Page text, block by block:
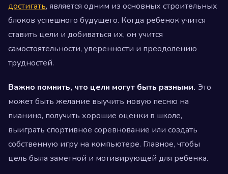
достигать, является одним из основных строительных
блоков успешного будущего. Когда ребенок учится
ставить цели и добиваться их, он учится
самостоятельности, уверенности и преодолению
трудностей.
Важно помнить, что цели могут быть разными. Это
может быть желание выучить новую песню на
пианино, получить хорошие оценки в школе,
выиграть спортивное соревнование или создать
собственную игру на компьютере. Главное, чтобы
цель была заметной и мотивирующей для ребенка.